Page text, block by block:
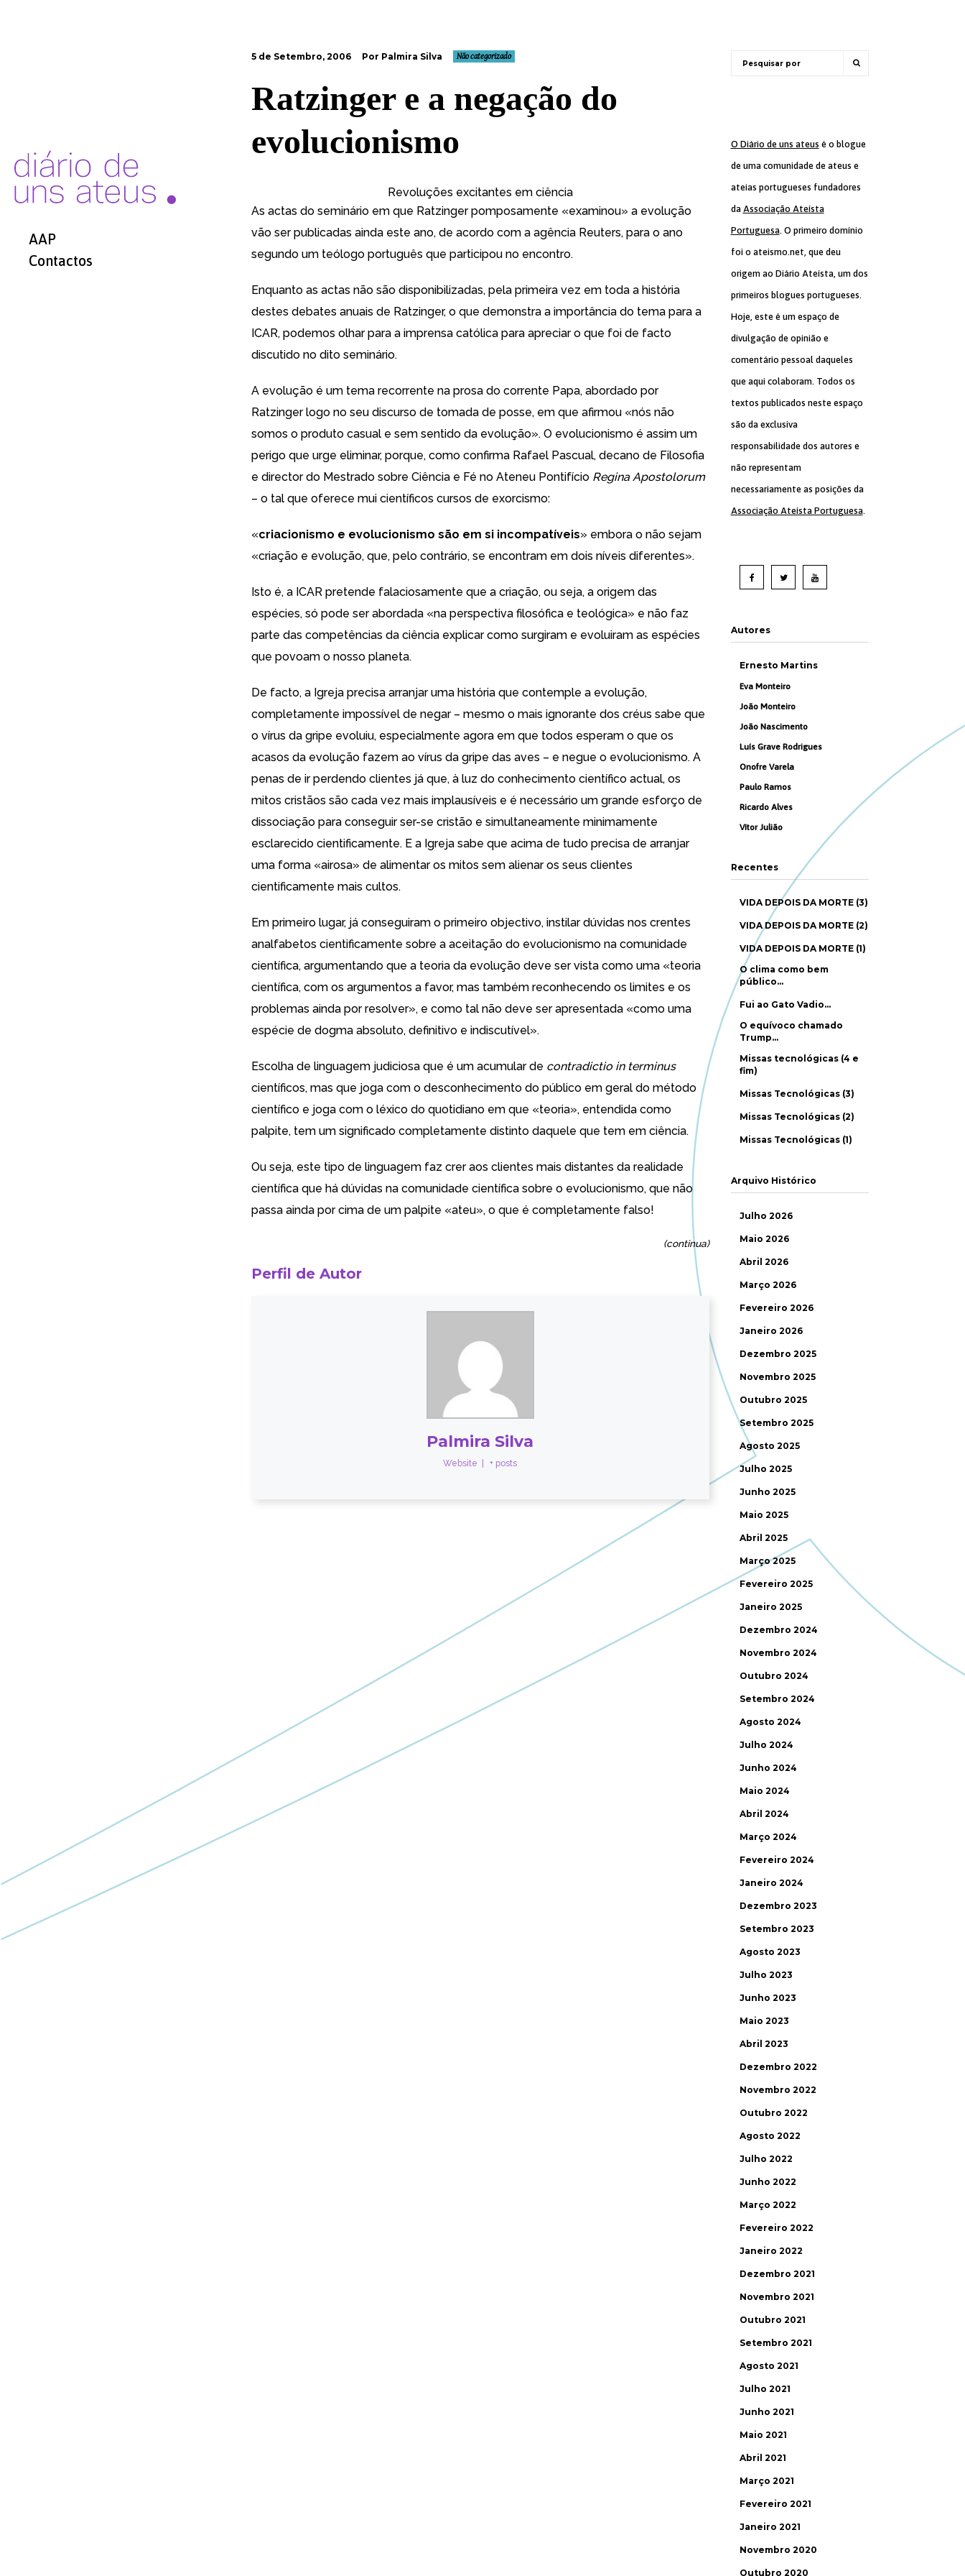
AAP
Contactos
5 de Setembro, 2006 Por Palmira Silva Não categorizado
Ratzinger e a negação do
evolucionismo
Revoluções excitantes em ciência
As actas do seminário em que Ratzinger pomposamente «examinou» a evolução
vão ser publicadas ainda este ano, de acordo com a agência Reuters, para o ano
segundo um teólogo português que participou no encontro.
Enquanto as actas não são disponibilizadas, pela primeira vez em toda a história
destes debates anuais de Ratzinger, o que demonstra a importância do tema para a
ICAR, podemos olhar para a imprensa católica para apreciar o que foi de facto
discutido no dito seminário.
A evolução é um tema recorrente na prosa do corrente Papa, abordado por
Ratzinger logo no seu discurso de tomada de posse, em que afirmou «nós não
somos o produto casual e sem sentido da evolução». O evolucionismo é assim um
perigo que urge eliminar, porque, como confirma Rafael Pascual, decano de Filosofia
e director do Mestrado sobre Ciência e Fé no Ateneu Pontifício Regina Apostolorum
– o tal que oferece mui científicos cursos de exorcismo:
«criacionismo e evolucionismo são em si incompatíveis» embora o não sejam
«criação e evolução, que, pelo contrário, se encontram em dois níveis diferentes».
Isto é, a ICAR pretende falaciosamente que a criação, ou seja, a origem das
espécies, só pode ser abordada «na perspectiva filosófica e teológica» e não faz
parte das competências da ciência explicar como surgiram e evoluiram as espécies
que povoam o nosso planeta.
De facto, a Igreja precisa arranjar uma história que contemple a evolução,
completamente impossível de negar – mesmo o mais ignorante dos créus sabe que
o vírus da gripe evoluiu, especialmente agora em que todos esperam o que os
acasos da evolução fazem ao vírus da gripe das aves – e negue o evolucionismo. A
penas de ir perdendo clientes já que, à luz do conhecimento científico actual, os
mitos cristãos são cada vez mais implausíveis e é necessário um grande esforço de
dissociação para conseguir ser-se cristão e simultaneamente minimamente
esclarecido cientificamente. E a Igreja sabe que acima de tudo precisa de arranjar
uma forma «airosa» de alimentar os mitos sem alienar os seus clientes
cientificamente mais cultos.
Em primeiro lugar, já conseguiram o primeiro objectivo, instilar dúvidas nos crentes
analfabetos cientificamente sobre a aceitação do evolucionismo na comunidade
científica, argumentando que a teoria da evolução deve ser vista como uma «teoria
científica, com os argumentos a favor, mas também reconhecendo os limites e os
problemas ainda por resolver», e como tal não deve ser apresentada «como uma
espécie de dogma absoluto, definitivo e indiscutível».
Escolha de linguagem judiciosa que é um acumular de contradictio in terminus
científicos, mas que joga com o desconhecimento do público em geral do método
científico e joga com o léxico do quotidiano em que «teoria», entendida como
palpite, tem um significado completamente distinto daquele que tem em ciência.
Ou seja, este tipo de linguagem faz crer aos clientes mais distantes da realidade
científica que há dúvidas na comunidade científica sobre o evolucionismo, que não
passa ainda por cima de um palpite «ateu», o que é completamente falso!
(continua)
Perfil de Autor
Palmira Silva
Website + posts
O Diário de uns ateus é o blogue
de uma comunidade de ateus e
ateias portugueses fundadores
da Associação Ateísta
Portuguesa. O primeiro domínio
foi o ateismo.net, que deu
origem ao Diário Ateísta, um dos
primeiros blogues portugueses.
Hoje, este é um espaço de
divulgação de opinião e
comentário pessoal daqueles
que aqui colaboram. Todos os
textos publicados neste espaço
são da exclusiva
responsabilidade dos autores e
não representam
necessariamente as posições da
Associação Ateísta Portuguesa.
Autores
Ernesto Martins
Eva Monteiro
João Monteiro
João Nascimento
Luís Grave Rodrigues
Onofre Varela
Paulo Ramos
Ricardo Alves
Vítor Julião
Recentes
VIDA DEPOIS DA MORTE (3)
VIDA DEPOIS DA MORTE (2)
VIDA DEPOIS DA MORTE (1)
O clima como bem
público…
Fui ao Gato Vadio…
O equívoco chamado
Trump…
Missas tecnológicas (4 e
fim)
Missas Tecnológicas (3)
Missas Tecnológicas (2)
Missas Tecnológicas (1)
Arquivo Histórico
Julho 2026
Maio 2026
Abril 2026
Março 2026
Fevereiro 2026
Janeiro 2026
Dezembro 2025
Novembro 2025
Outubro 2025
Setembro 2025
Agosto 2025
Julho 2025
Junho 2025
Maio 2025
Abril 2025
Março 2025
Fevereiro 2025
Janeiro 2025
Dezembro 2024
Novembro 2024
Outubro 2024
Setembro 2024
Agosto 2024
Julho 2024
Junho 2024
Maio 2024
Abril 2024
Março 2024
Fevereiro 2024
Janeiro 2024
Dezembro 2023
Setembro 2023
Agosto 2023
Julho 2023
Junho 2023
Maio 2023
Abril 2023
Dezembro 2022
Novembro 2022
Outubro 2022
Agosto 2022
Julho 2022
Junho 2022
Março 2022
Fevereiro 2022
Janeiro 2022
Dezembro 2021
Novembro 2021
Outubro 2021
Setembro 2021
Agosto 2021
Julho 2021
Junho 2021
Maio 2021
Abril 2021
Março 2021
Fevereiro 2021
Janeiro 2021
Novembro 2020
Outubro 2020